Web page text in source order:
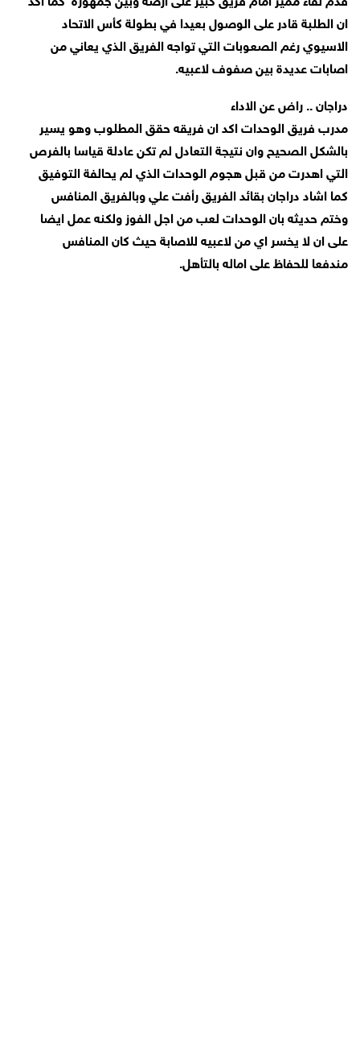
ان الطلبة قادر على الوصول بعيدا في بطولة كأس الاتحاد
الاسيوي رغم الصعوبات التي تواجه الفريق الذي يعاني من
اصابات عديدة بين صفوف لاعبيه.
دراجان .. راض عن الاداء
مدرب فريق الوحدات اكد ان فريقه حقق المطلوب وهو يسير
بالشكل الصحيح وان نتيجة التعادل لم تكن عادلة قياسا بالفرص
التي اهدرت من قبل هجوم الوحدات الذي لم يحالفة التوفيق
كما اشاد دراجان بقائد الفريق رأفت علي وبالفريق المنافس
وختم حديثه بان الوحدات لعب من اجل الفوز ولكنه عمل ايضا
على ان لا يخسر اي من لاعبيه للاصابة حيث كان المنافس
مندفعا للحفاظ على اماله بالتأهل.